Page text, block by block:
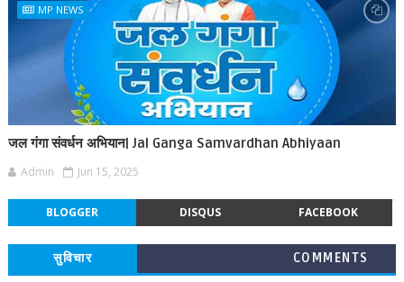
MP NEWS
जल गंगा संवर्धन अभियान| Jal Ganga Samvardhan Abhiyaan
Admin Jun 15, 2025
BLOGGER DISQUS FACEBOOK
सुविचार COMMENTS